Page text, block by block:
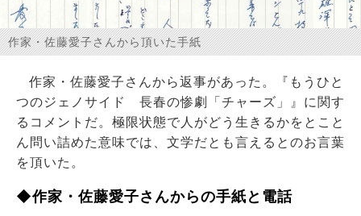
作家・佐藤愛子さんから頂いた手紙
作家・佐藤愛子さんから返事があった。『もうひと
つのジェノサイド 長春の惨劇「チャーズ」』に関す
るコメントだ。極限状態で人がどう生きるかをとこと
ん問い詰めた意味では、文学だとも言えるとのお言葉
を頂いた。
◆作家・佐藤愛子さんからの手紙と電話